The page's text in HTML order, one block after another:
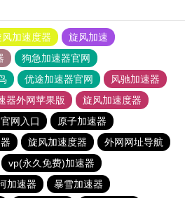
风加速度器
旋风加速
狗急加速器官网
优途加速器官网
风驰加速器
器外网苹果版
旋风加速度器
网入口
原子加速器
旋风加速度器
外网网址导航
vp(永久免费)加速器
加速器 暴雪加速器